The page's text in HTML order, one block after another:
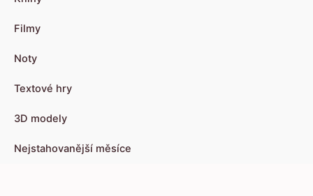
Filmy
Noty
Textové hry
3D modely
Nejstahovanější měsíce